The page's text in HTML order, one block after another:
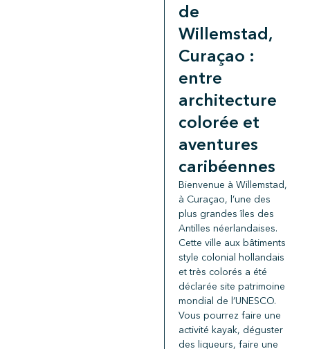
de
Willemstad,
Curaçao :
entre
architecture
colorée et
aventures
caribéennes
Bienvenue à Willemstad,
à Curaçao, l’une des
plus grandes îles des
Antilles néerlandaises.
Cette ville aux bâtiments
style colonial hollandais
et très colorés a été
déclarée site patrimoine
mondial de l’UNESCO.
Vous pourrez faire une
activité kayak, déguster
des liqueurs, faire une